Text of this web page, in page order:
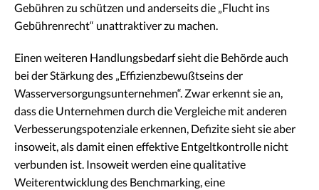
Gebühren zu schützen und anderseits die „Flucht ins
Gebührenrecht“ unattraktiver zu machen.
Einen weiteren Handlungsbedarf sieht die Behörde auch
bei der Stärkung des „Effizienzbewußtseins der
Wasserversorgungsunternehmen“. Zwar erkennt sie an,
dass die Unternehmen durch die Vergleiche mit anderen
Verbesserungspotenziale erkennen, Defizite sieht sie aber
insoweit, als damit einen effektive Entgeltkontrolle nicht
verbunden ist. Insoweit werden eine qualitative
Weiterentwicklung des Benchmarking, eine